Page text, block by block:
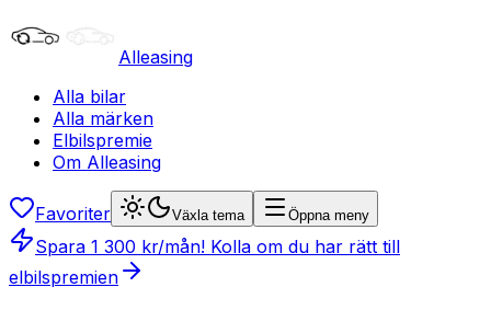
Alleasing
Alla bilar
Alla märken
Elbilspremie
Om Alleasing
Favoriter Växla tema Öppna meny
Spara 1 300 kr/mån! Kolla om du har rätt till
elbilspremien